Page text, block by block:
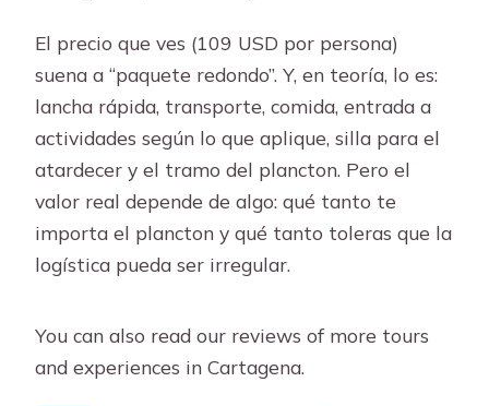
El precio que ves (109 USD por persona)
suena a “paquete redondo”. Y, en teoría, lo es:
lancha rápida, transporte, comida, entrada a
actividades según lo que aplique, silla para el
atardecer y el tramo del plancton. Pero el
valor real depende de algo: qué tanto te
importa el plancton y qué tanto toleras que la
logística pueda ser irregular.
You can also read our reviews of more tours
and experiences in Cartagena.